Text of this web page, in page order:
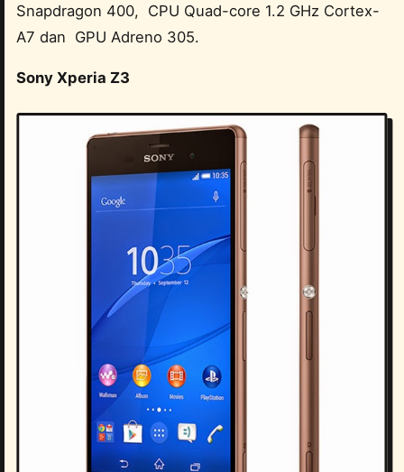
Snapdragon 400, CPU Quad-core 1.2 GHz Cortex-
A7 dan GPU Adreno 305.
Sony Xperia Z3